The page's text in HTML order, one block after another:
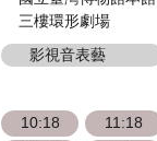
三樓環形劇場
影視音表藝
10:18
11:18